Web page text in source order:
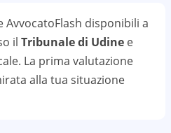
AvvocatoFlash disponibili a
il Tribunale di Udine e
La prima valutazione
alla tua situazione